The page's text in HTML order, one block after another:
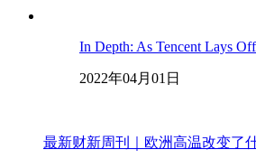
In Depth: As Tencent Lays
2022年04月01日
最新财新周刊｜欧洲高温改变了